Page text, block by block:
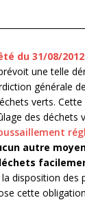
du 31/08/
une telle
générale
verts. Cette
des déchets
autre
disposition des
cette